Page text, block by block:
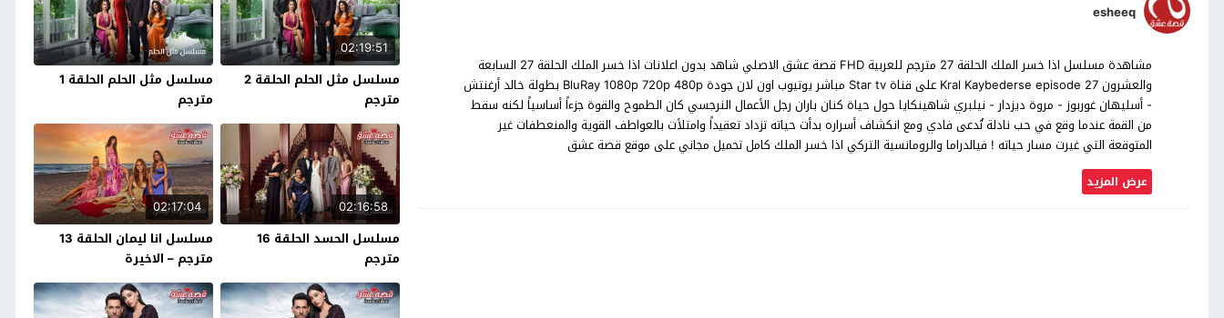
esheeq
مشاهدة مسلسل اذا خسر الملك الحلقة 27 مترجم للعربية FHD قصة عشق الاصلي شاهد بدون اعلانات اذا خسر الملك الحلقة 27 السابعة
والعشرون Kral Kaybederse episode 27 على قناة Star tv مباشر يوتيوب اون لان جودة BluRay 1080p 720p 480p بطولة خالد أرغنتش
- أسليهان غوربوز - مروة ديزدار - نيلبري شاهينكايا حول حياة كنان باران رجل الأعمال النرجسي كان الطموح والقوة جزءاً أساسياً لكنه سقط
من القمة عندما وقع في حب نادلة تُدعى فادي ومع انكشاف أسراره بدأت حياته تزداد تعقيداً وامتلأت بالعواطف القوية والمنعطفات غير
المتوقعة التي غيرت مسار حياته ! فيالدراما والرومانسية التركي اذا خسر الملك كامل تحميل مجاني على موقع قصة عشق
عرض المزيد
02:19:51
مسلسل مثل الحلم الحلقة 2
مترجم
مسلسل مثل الحلم الحلقة 1
مترجم
02:16:58
مسلسل الحسد الحلقة 16
مترجم
02:17:04
مسلسل انا ليمان الحلقة 13
مترجم – الاخيرة